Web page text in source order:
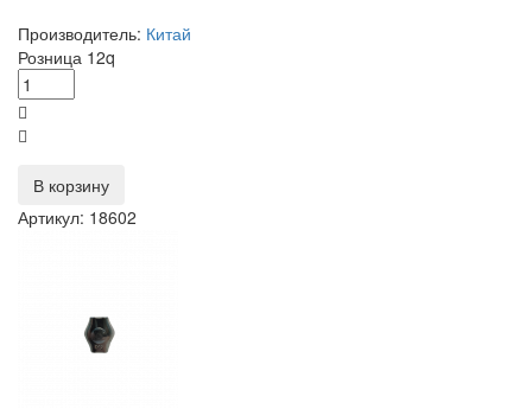
Производитель: Китай
Розница 12q
В корзину
Артикул: 18602